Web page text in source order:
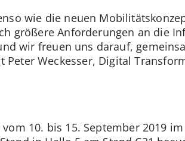
wie die neuen
größere Anforderungen an die
wir freuen uns darauf,
Peter Weckesser, Digital
10. bis 15. September 2019